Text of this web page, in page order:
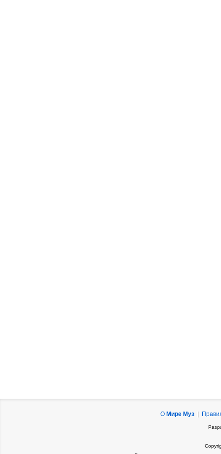
О Мире Муз|